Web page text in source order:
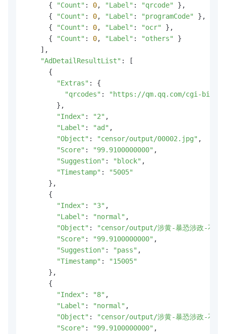
      {
"Count" : 0, "Label" : "qrcode"
},
      {
"Count" : 0, "Label" : "programCode"
},
      {
"Count" : 0, "Label" : "ocr"
},
      {
"Count" : 0, "Label" : "others"
}
    ],
"AdDetailResultList" : [
      {
"Extras" : {
"qrcodes" :
"https://qm.qq.com/cgi-bin/qm/
        },
"Index" : "2" ,
"Label" : "ad" ,
"Object" : "censor/output/00002.jpg" ,
"Score" : "99.9100000000" ,
"Suggestion" : "block" ,
"Timestamp" :
"5005"
      },
      {
"Index" : "3" ,
"Label" : "normal" ,
"Object" :
"censor/output/涉黄-暴恐涉政-不良
"Score" : "99.9100000000" ,
"Suggestion" : "pass" ,
"Timestamp" :
"15005"
      },
      {
"Index" : "8" ,
"Label" : "normal" ,
"Object" :
"censor/output/涉黄-暴恐涉政-不良
"Score" : "99.9100000000" ,